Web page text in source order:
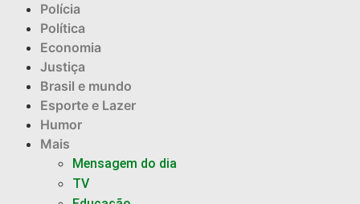
Polícia
Política
Economia
Justiça
Brasil e mundo
Esporte e Lazer
Humor
Mais
Mensagem do dia
TV